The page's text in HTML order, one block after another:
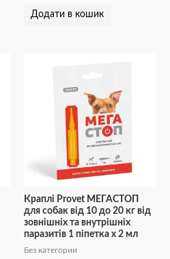
Додати в кошик
Краплі Provet МЕГАСТОП
для собак від 10 до 20 кг від
зовнішніх та внутрішніх
паразитів 1 піпетка х 2 мл
Без категории